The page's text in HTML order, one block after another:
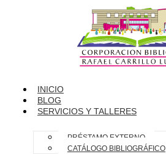
INICIO
BLOG
SERVICIOS Y TALLERES
PRÉSTAMO EXTERNO
CATÁLOGO BIBLIOGRÁFICO